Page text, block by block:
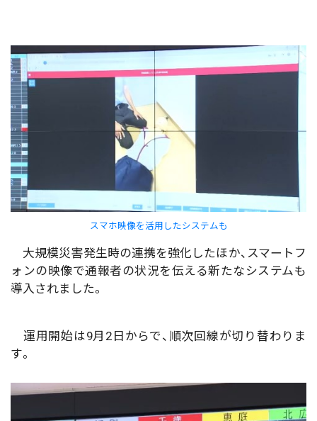
スマホ映像を活用したシステムも
大規模災害発生時の連携を強化したほか、スマートフ
ォンの映像で通報者の状況を伝える新たなシステムも
導入されました。
運用開始は9月2日からで、順次回線が切り替わりま
す。